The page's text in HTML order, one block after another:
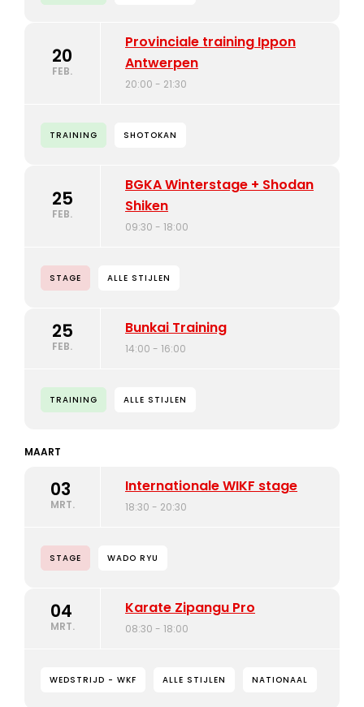
20
FEB.
Provinciale training Ippon
Antwerpen
20:00 - 21:30
TRAINING SHOTOKAN
25
FEB.
BGKA Winterstage + Shodan
Shiken
09:30 - 18:00
STAGE ALLE STIJLEN
25
FEB.
Bunkai Training
14:00 - 16:00
TRAINING ALLE STIJLEN
MAART
03
MRT.
Internationale WIKF stage
18:30 - 20:30
STAGE WADO RYU
04
MRT.
Karate Zipangu Pro
08:30 - 18:00
WEDSTRIJD - WKF ALLE STIJLEN NATIONAAL